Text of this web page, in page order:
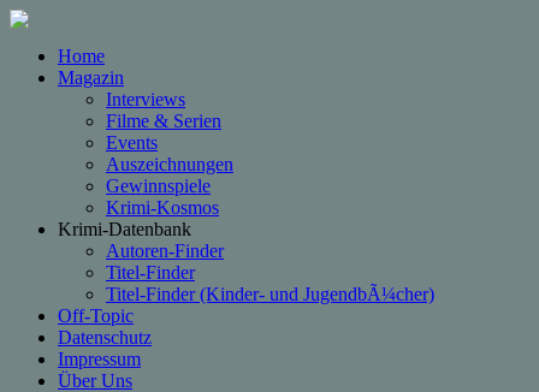
Home
Magazin
Interviews
Filme & Serien
Events
Auszeichnungen
Gewinnspiele
Krimi-Kosmos
Krimi-Datenbank
Autoren-Finder
Titel-Finder
Titel-Finder (Kinder- und JugendbÃ¼cher)
Off-Topic
Datenschutz
Impressum
Über Uns